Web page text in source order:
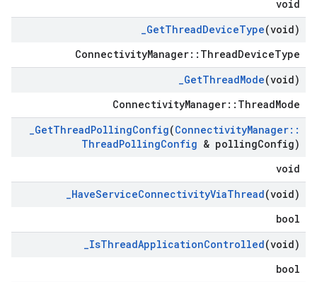
void
_GetThreadDeviceType(void)
ConnectivityManager::ThreadDeviceType
_GetThreadMode(void)
ConnectivityManager::ThreadMode
_GetThreadPollingConfig(ConnectivityManager::
ThreadPollingConfig & pollingConfig)
void
_HaveServiceConnectivityViaThread(void)
bool
_IsThreadApplicationControlled(void)
bool